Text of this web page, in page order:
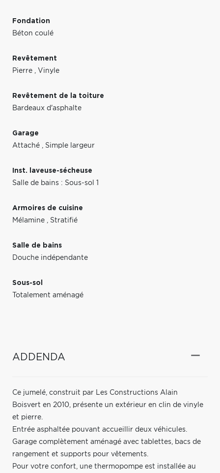
Fondation
Béton coulé
Revêtement
Pierre , Vinyle
Revêtement de la toiture
Bardeaux d'asphalte
Garage
Attaché , Simple largeur
Inst. laveuse-sécheuse
Salle de bains : Sous-sol 1
Armoires de cuisine
Mélamine , Stratifié
Salle de bains
Douche indépendante
Sous-sol
Totalement aménagé
ADDENDA
Ce jumelé, construit par Les Constructions Alain
Boisvert en 2010, présente un extérieur en clin de vinyle
et pierre.
Entrée asphaltée pouvant accueillir deux véhicules.
Garage complètement aménagé avec tablettes, bacs de
rangement et supports pour vêtements.
Pour votre confort, une thermopompe est installée au